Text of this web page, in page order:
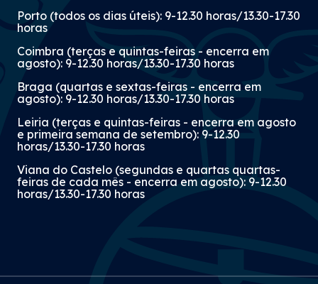
Porto (todos os dias úteis): 9-12.30 horas/13.30-17.30
horas
Coimbra (terças e quintas-feiras - encerra em
agosto): 9-12.30 horas/13.30-17.30 horas
Braga (quartas e sextas-feiras - encerra em
agosto): 9-12.30 horas/13.30-17.30 horas
Leiria (terças e quintas-feiras - encerra em agosto
e primeira semana de setembro): 9-12.30
horas/13.30-17.30 horas
Viana do Castelo (segundas e quartas quartas-
feiras de cada mês - encerra em agosto): 9-12.30
horas/13.30-17.30 horas